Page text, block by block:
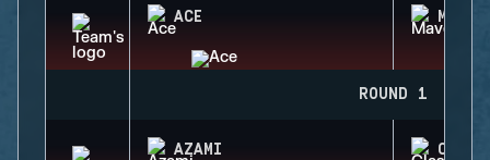
ACE
ROUND 1
AZAMI CLASH